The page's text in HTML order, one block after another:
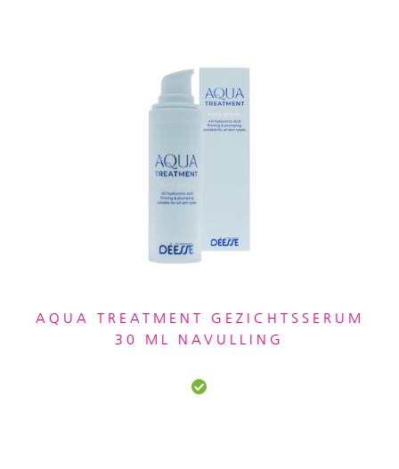
AQUA TREATMENT GEZICHTSSERUM
30 ML NAVULLING